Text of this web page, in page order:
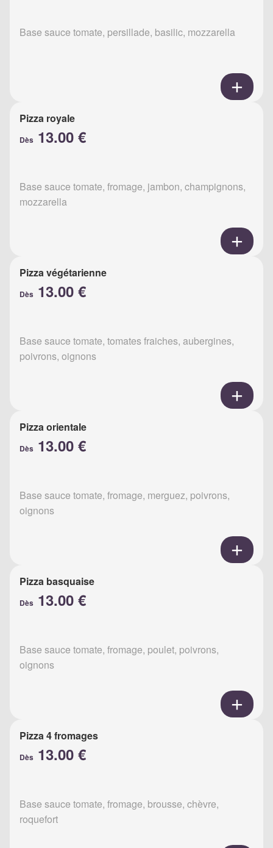
Base sauce tomate, persillade, basilic, mozzarella
Pizza royale
Dès 13.00 €
Base sauce tomate, fromage, jambon, champignons,
mozzarella
Pizza végétarienne
Dès 13.00 €
Base sauce tomate, tomates fraiches, aubergines,
poivrons, oignons
Pizza orientale
Dès 13.00 €
Base sauce tomate, fromage, merguez, poivrons,
oignons
Pizza basquaise
Dès 13.00 €
Base sauce tomate, fromage, poulet, poivrons,
oignons
Pizza 4 fromages
Dès 13.00 €
Base sauce tomate, fromage, brousse, chèvre,
roquefort